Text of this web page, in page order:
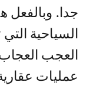
جدا. وبالفعل
السياحية
العجب
عمليات